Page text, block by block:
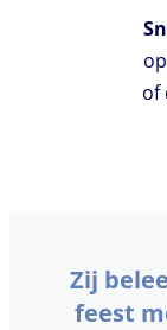
of
Zij
feest